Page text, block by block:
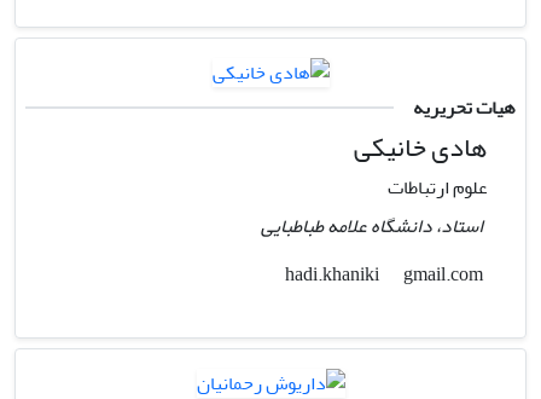
هیات تحریریه
هادی خانیکی
علوم ارتباطات
استاد، دانشگاه علامه طباطبایی
gmail.com